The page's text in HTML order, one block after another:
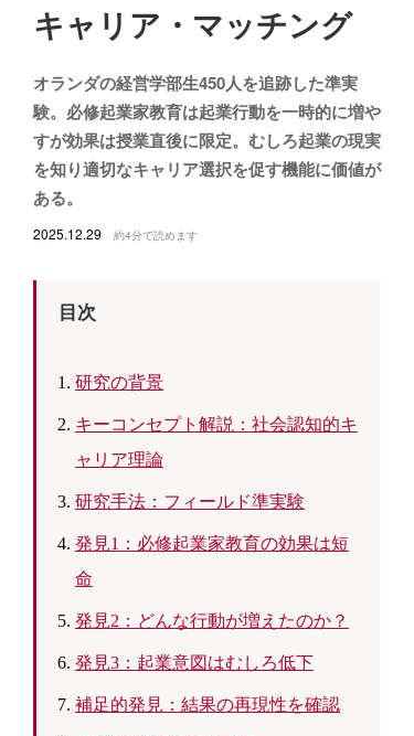
キャリア・マッチング
オランダの経営学部生450人を追跡した準実
験。必修起業家教育は起業行動を一時的に増や
すが効果は授業直後に限定。むしろ起業の現実
を知り適切なキャリア選択を促す機能に価値が
ある。
2025.12.29 約4分で読めます
目次
研究の背景
キーコンセプト解説：社会認知的キ
ャリア理論
研究手法：フィールド準実験
発見1：必修起業家教育の効果は短
命
発見2：どんな行動が増えたのか？
発見3：起業意図はむしろ低下
補足的発見：結果の再現性を確認